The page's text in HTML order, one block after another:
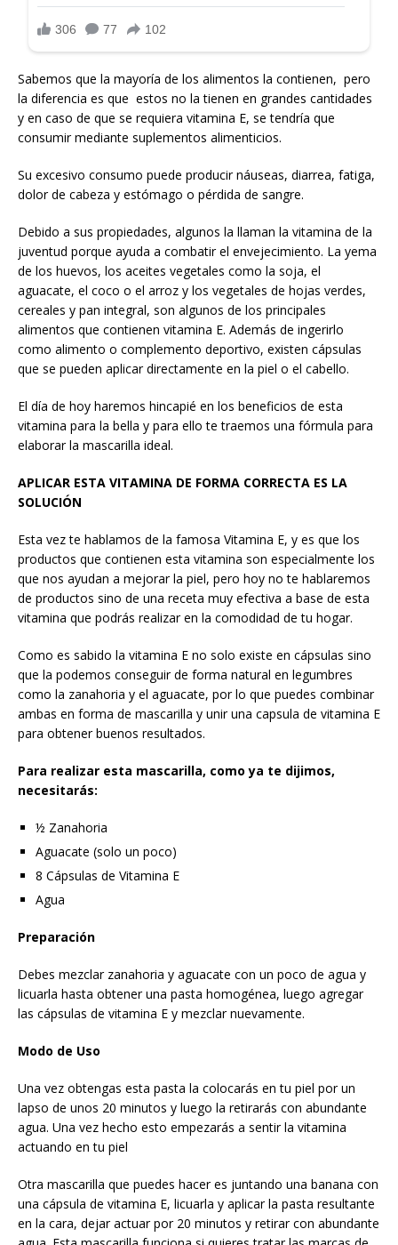
Sabemos que la mayoría de los alimentos la contienen, pero
la diferencia es que estos no la tienen en grandes cantidades
y en caso de que se requiera vitamina E, se tendría que
consumir mediante suplementos alimenticios.
Su excesivo consumo puede producir náuseas, diarrea, fatiga,
dolor de cabeza y estómago o pérdida de sangre.
Debido a sus propiedades, algunos la llaman la vitamina de la
juventud porque ayuda a combatir el envejecimiento. La yema
de los huevos, los aceites vegetales como la soja, el
aguacate, el coco o el arroz y los vegetales de hojas verdes,
cereales y pan integral, son algunos de los principales
alimentos que contienen vitamina E. Además de ingerirlo
como alimento o complemento deportivo, existen cápsulas
que se pueden aplicar directamente en la piel o el cabello.
El día de hoy haremos hincapié en los beneficios de esta
vitamina para la bella y para ello te traemos una fórmula para
elaborar la mascarilla ideal.
APLICAR ESTA VITAMINA DE FORMA CORRECTA ES LA
SOLUCIÓN
Esta vez te hablamos de la famosa Vitamina E, y es que los
productos que contienen esta vitamina son especialmente los
que nos ayudan a mejorar la piel, pero hoy no te hablaremos
de productos sino de una receta muy efectiva a base de esta
vitamina que podrás realizar en la comodidad de tu hogar.
Como es sabido la vitamina E no solo existe en cápsulas sino
que la podemos conseguir de forma natural en legumbres
como la zanahoria y el aguacate, por lo que puedes combinar
ambas en forma de mascarilla y unir una capsula de vitamina E
para obtener buenos resultados.
Para realizar esta mascarilla, como ya te dijimos,
necesitarás:
½ Zanahoria
Aguacate (solo un poco)
8 Cápsulas de Vitamina E
Agua
Preparación
Debes mezclar zanahoria y aguacate con un poco de agua y
licuarla hasta obtener una pasta homogénea, luego agregar
las cápsulas de vitamina E y mezclar nuevamente.
Modo de Uso
Una vez obtengas esta pasta la colocarás en tu piel por un
lapso de unos 20 minutos y luego la retirarás con abundante
agua. Una vez hecho esto empezarás a sentir la vitamina
actuando en tu piel
Otra mascarilla que puedes hacer es juntando una banana con
una cápsula de vitamina E, licuarla y aplicar la pasta resultante
en la cara, dejar actuar por 20 minutos y retirar con abundante